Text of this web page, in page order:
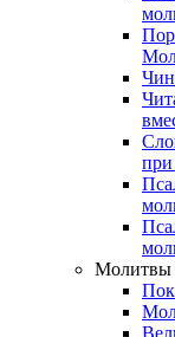
Чин
Молитвы